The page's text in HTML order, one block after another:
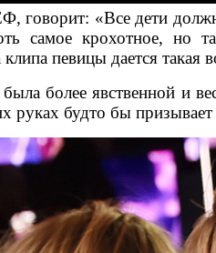
«Все дети
самое крохотное,
певицы дается такая
более явственной и
руках будто бы